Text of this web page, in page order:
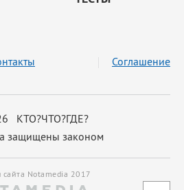
КТО?ЧТО?ГДЕ?
защищены законом
Соглашение
сайта Notamedia 2017